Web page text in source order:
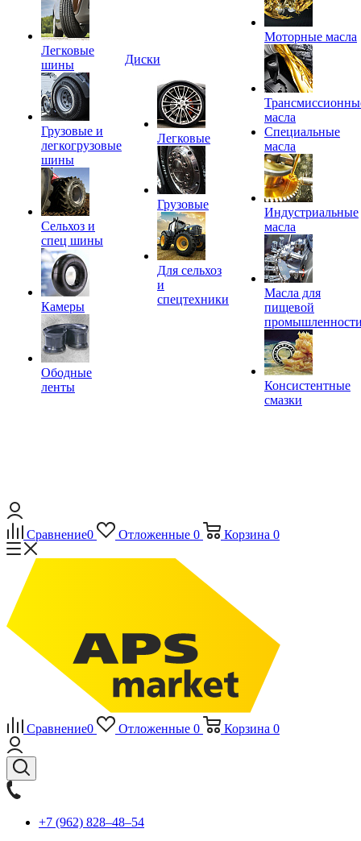
Легковые
шины
Грузовые и
легкогрузовые
шины
Сельхоз и
спец шины
Камеры
Ободные
ленты
Диски
Легковые
Грузовые
Для сельхоз
и
спецтехники
Моторные масла
масла
Специальные
масла
Индустриальные
масла
Масла для
пищевой
Консистентные
смазки
Сравнение0 Отложенные 0 Корзина 0
Сравнение0 Отложенные 0 Корзина 0
+7 (962) 828‒48‒54